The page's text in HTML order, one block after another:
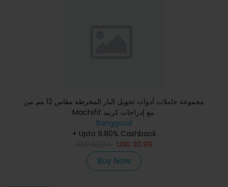
مجموعة حاملات أدوات تحويل البار المخرطة مقاس 12 مم من
Machifit مع إدراجات كربيد.
Banggood
+ Upto 9.80% Cashback
USD 30.99
Buy Now